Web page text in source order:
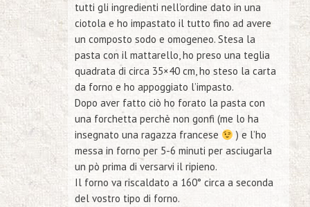
tutti gli ingredienti nell’ordine dato in una
ciotola e ho impastato il tutto fino ad avere
un composto sodo e omogeneo. Stesa la
pasta con il mattarello, ho preso una teglia
quadrata di circa 35×40 cm, ho steso la carta
da forno e ho appoggiato l’impasto.
Dopo aver fatto ciò ho forato la pasta con
una forchetta perchè non gonfi (me lo ha
insegnato una ragazza francese
) e l’ho
messa in forno per 5-6 minuti per asciugarla
un pò prima di versarvi il ripieno.
Il forno va riscaldato a 160° circa a seconda
del vostro tipo di forno.